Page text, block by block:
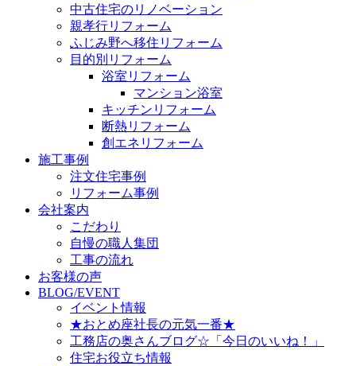
中古住宅のリノベーション
親孝行リフォーム
ふじみ野へ移住リフォーム
目的別リフォーム
浴室リフォーム
マンション浴室
キッチンリフォーム
断熱リフォーム
創エネリフォーム
施工事例
注文住宅事例
リフォーム事例
会社案内
こだわり
自慢の職人集団
工事の流れ
お客様の声
BLOG/EVENT
イベント情報
★おとめ座社長の元気一番★
工務店の奥さんブログ☆「今日のいいね！」
住宅お役立ち情報